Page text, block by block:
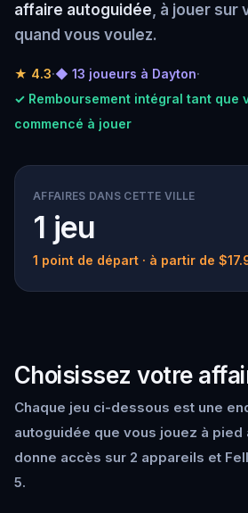
affaire autoguidée, à jouer sur
quand vous voulez.
★ 4.3·◆ 13 joueurs à Dayton·
✓ Remboursement intégral tant que
commencé à jouer
AFFAIRES DANS CETTE VILLE
1 jeu
1 point de départ · à partir de
Choisissez votre
Chaque jeu ci-dessous est une
autoguidée que vous jouez à pied
donne accès sur 2 appareils et
5.